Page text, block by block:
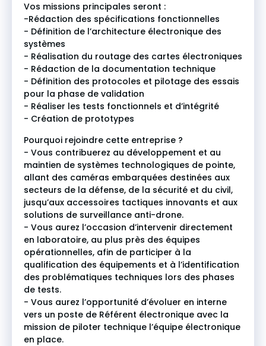
Vos missions principales seront :
-Rédaction des spécifications fonctionnelles
- Définition de l’architecture électronique des
systèmes
- Réalisation du routage des cartes électroniques
- Rédaction de la documentation technique
- Définition des protocoles et pilotage des essais
pour la phase de validation
- Réaliser les tests fonctionnels et d’intégrité
- Création de prototypes
Pourquoi rejoindre cette entreprise ?
- Vous contribuerez au développement et au
maintien de systèmes technologiques de pointe,
allant des caméras embarquées destinées aux
secteurs de la défense, de la sécurité et du civil,
jusqu’aux accessoires tactiques innovants et aux
solutions de surveillance anti-drone.
- Vous aurez l’occasion d’intervenir directement
en laboratoire, au plus près des équipes
opérationnelles, afin de participer à la
qualification des équipements et à l’identification
des problématiques techniques lors des phases
de tests.
- Vous aurez l’opportunité d’évoluer en interne
vers un poste de Référent électronique avec la
mission de piloter technique l’équipe électronique
en place.